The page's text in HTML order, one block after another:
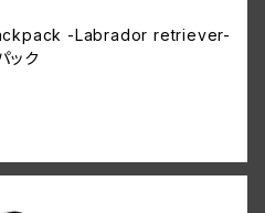
-Labrador retriever-
ック